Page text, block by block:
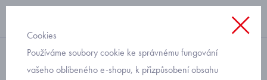
termo, froté
Cookies
Používáme soubory cookie ke správnému fungování
vašeho oblíbeného e-shopu, k přizpůsobení obsahu